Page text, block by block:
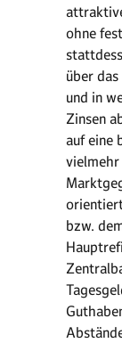
ohne
über
und in
Zinsen
auf eine
vielmehr
bzw.